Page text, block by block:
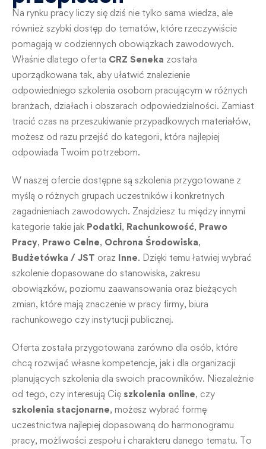
Na rynku pracy liczy się dziś nie tylko sama wiedza, ale
również szybki dostęp do tematów, które rzeczywiście
pomagają w codziennych obowiązkach zawodowych.
Właśnie dlatego oferta CRZ Seneka została
uporządkowana tak, aby ułatwić znalezienie
odpowiedniego szkolenia osobom pracującym w różnych
branżach, działach i obszarach odpowiedzialności. Zamiast
tracić czas na przeszukiwanie przypadkowych materiałów,
możesz od razu przejść do kategorii, która najlepiej
odpowiada Twoim potrzebom.
W naszej ofercie dostępne są szkolenia przygotowane z
myślą o różnych grupach uczestników i konkretnych
zagadnieniach zawodowych. Znajdziesz tu między innymi
kategorie takie jak Podatki, Rachunkowość, Prawo
Pracy, Prawo Celne, Ochrona Środowiska,
Budżetówka / JST oraz Inne. Dzięki temu łatwiej wybrać
szkolenie dopasowane do stanowiska, zakresu
obowiązków, poziomu zaawansowania oraz bieżących
zmian, które mają znaczenie w pracy firmy, biura
rachunkowego czy instytucji publicznej.
Oferta została przygotowana zarówno dla osób, które
chcą rozwijać własne kompetencje, jak i dla organizacji
planujących szkolenia dla swoich pracowników. Niezależnie
od tego, czy interesują Cię szkolenia online, czy
szkolenia stacjonarne, możesz wybrać formę
uczestnictwa najlepiej dopasowaną do harmonogramu
pracy, możliwości zespołu i charakteru danego tematu. To